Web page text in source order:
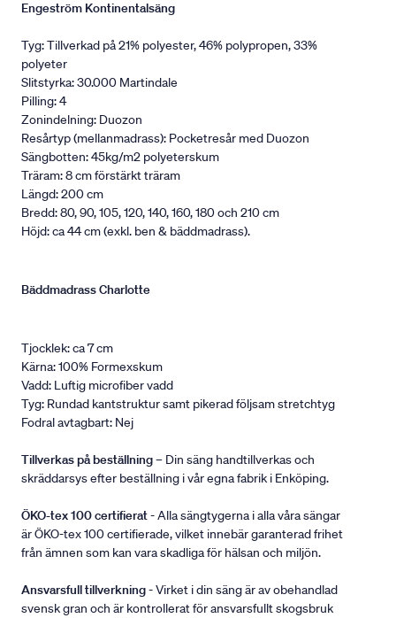
Engeström Kontinentalsäng
Tyg: Tillverkad på 21% polyester, 46% polypropen, 33%
polyeter
Slitstyrka: 30.000 Martindale
Pilling: 4
Zonindelning: Duozon
Resårtyp (mellanmadrass): Pocketresår med Duozon
Sängbotten: 45kg/m2 polyeterskum
Träram: 8 cm förstärkt träram
Längd: 200 cm
Bredd: 80, 90, 105, 120, 140, 160, 180 och 210 cm
Höjd: ca 44 cm (exkl. ben & bäddmadrass).
Bäddmadrass Charlotte
Tjocklek: ca 7 cm
Kärna: 100% Formexskum
Vadd: Luftig microfiber vadd
Tyg: Rundad kantstruktur samt pikerad följsam stretchtyg
Fodral avtagbart: Nej
Tillverkas på beställning– Din säng handtillverkas och
skräddarsys efter beställning i vår egna fabrik i Enköping.
ÖKO-tex 100 certifierat- Alla sängtygerna i alla våra sängar
är ÖKO-tex 100 certifierade, vilket innebär garanterad frihet
från ämnen som kan vara skadliga för hälsan och miljön.
Ansvarsfull tillverkning- Virket i din säng är av obehandlad
svensk gran och är kontrollerat för ansvarsfullt skogsbruk